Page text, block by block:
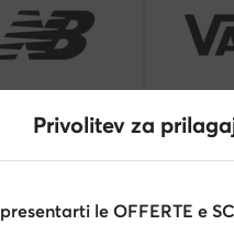
Vedi
Privolitev za
le OFFERTE e